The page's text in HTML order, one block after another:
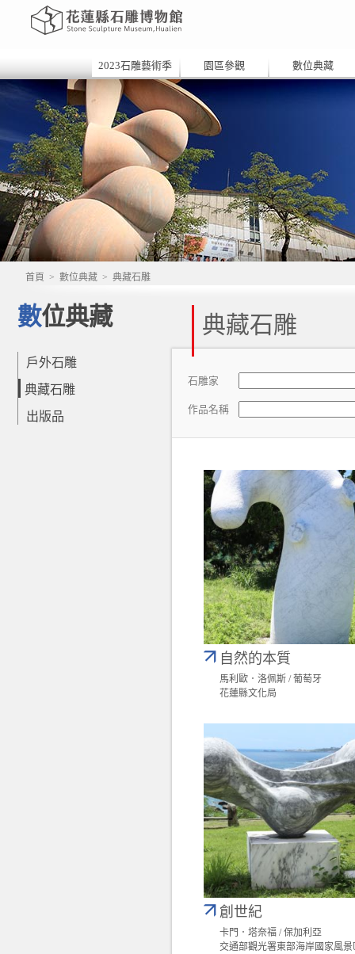
2023石雕藝術季 園區參觀 數位典藏
首頁 > 數位典藏 > 典藏石雕
數位典藏
戶外石雕
典藏石雕
出版品
典藏石雕
石雕家
作品名稱
自然的本質
馬利歐．洛佩斯 / 葡萄牙
花蓮縣文化局
創世紀
卡門．塔奈福 / 保加利亞
交通部觀光署東部海岸國家風景